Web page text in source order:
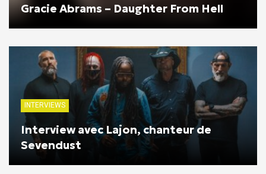
Gracie Abrams – Daughter From Hell
INTERVIEWS
Interview avec Lajon, chanteur de
Sevendust